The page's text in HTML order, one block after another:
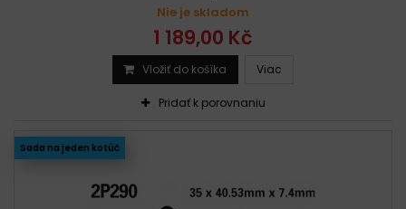
Nie je skladom
1 189,00 Kč
Vložiť do košíka Viac
Pridať k porovnaniu
Sada na jeden kotúč